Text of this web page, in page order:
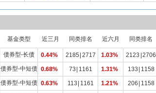
基金类型 近三月 同类排名 近六月 同类排名
债券型-长债 0.44% 2185 2717 1.03% 2123 2706
债券型-中短债 0.68% 73 1161 1.31% 133 1158
债券型-中短债 0.63% 113 1161 1.21% 206 1158